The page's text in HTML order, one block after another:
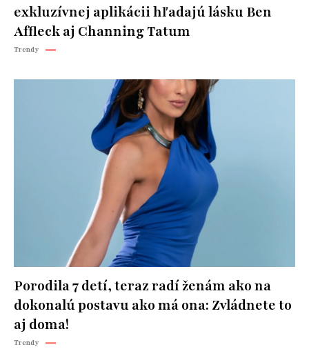
exkluzívnej aplikácii hľadajú lásku Ben
Affleck aj Channing Tatum
Trendy
Porodila 7 detí, teraz radí ženám ako na
dokonalú postavu ako má ona: Zvládnete to
aj doma!
Trendy